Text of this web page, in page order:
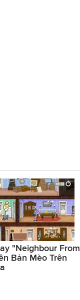
"Neighbour From
Bản Mèo Trên